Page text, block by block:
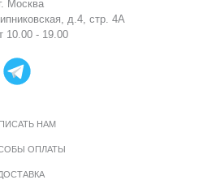
г. Москва
д.4, стр. 4А
10.00 - 19.00
НАМ
ОПЛАТЫ